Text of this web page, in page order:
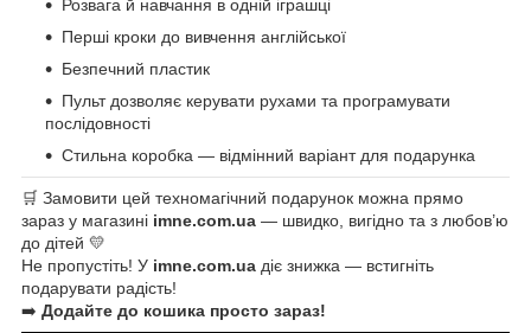
Розвага й навчання в одній іграшці
Перші кроки до вивчення англійської
Безпечний пластик
Пульт дозволяє керувати рухами та програмувати
послідовності
Стильна коробка — відмінний варіант для подарунка
🛒 Замовити цей техномагічний подарунок можна прямо
зараз у магазині imne.com.ua — швидко, вигідно та з любов’ю
до дітей 💛
Не пропустіть! У imne.com.ua діє знижка — встигніть
подарувати радість!
➡️ Додайте до кошика просто зараз!